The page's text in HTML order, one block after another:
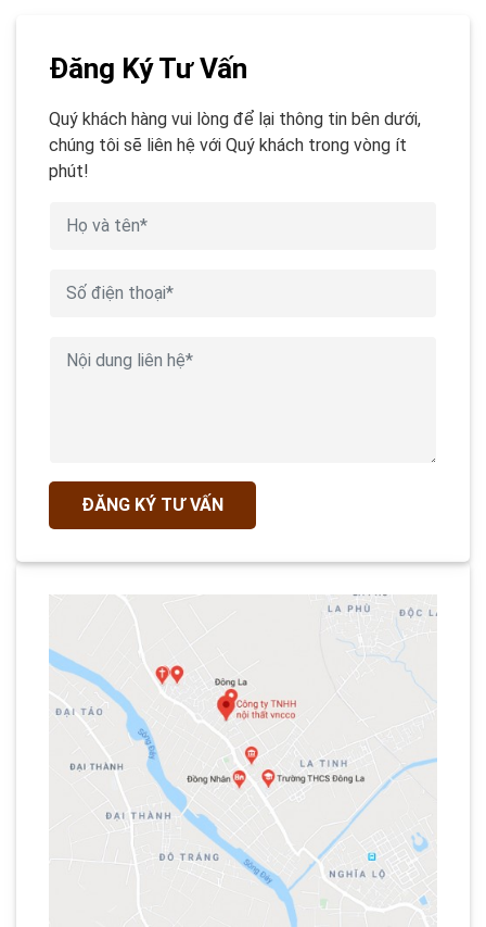
Đăng Ký Tư Vấn
Quý khách hàng vui lòng để lại thông tin bên dưới,
chúng tôi sẽ liên hệ với Quý khách trong vòng ít
phút!
ĐĂNG KÝ TƯ VẤN